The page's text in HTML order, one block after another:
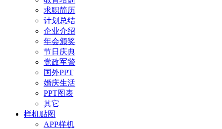
求职简历
计划总结
企业介绍
年会颁奖
节日庆典
党政军警
国外PPT
婚庆生活
PPT图表
其它
样机贴图
APP样机